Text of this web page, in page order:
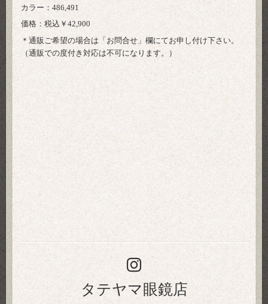
カラー：486,491
価格：税込￥42,900
＊通販ご希望の場合は「 お問合せ 」欄にてお申し付け下さい。
（通販での度付き対応は不可になります。）
タテヤマ眼鏡店